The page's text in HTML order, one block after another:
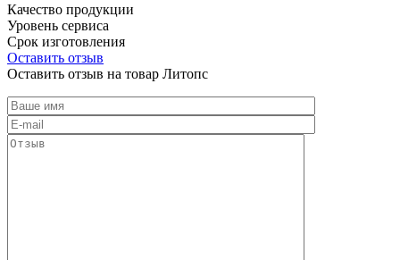
Качество продукции
Уровень сервиса
Срок изготовления
Оставить отзыв
Оставить отзыв на товар Литопс